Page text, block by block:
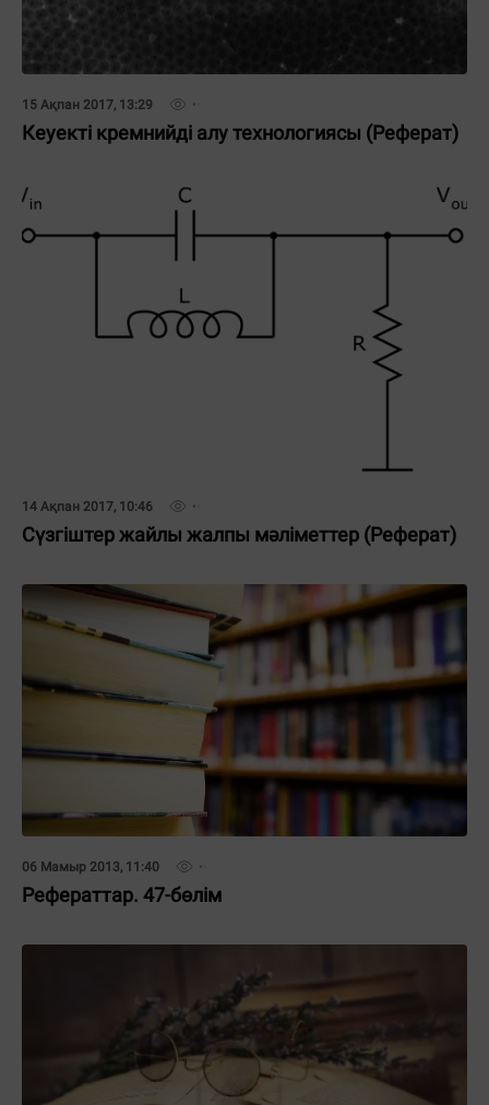
15 Ақпан 2017, 13:29
Кеуекті кремнийді алу технологиясы (Реферат)
14 Ақпан 2017, 10:46
Сүзгіштер жайлы жалпы мәліметтер (Реферат)
06 Мамыр 2013, 11:40
Рефераттар. 47-бөлім